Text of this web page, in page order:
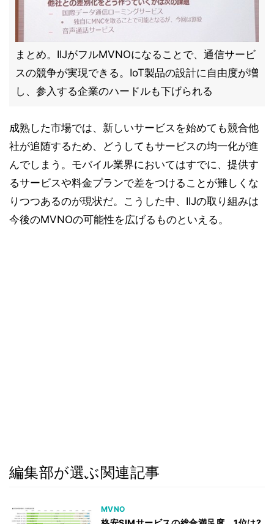
まとめ。IIJがフルMVNOになることで、通信サービ
スの競争が実現できる。IoT製品の設計に自由度が増
し、参入する企業のハードルも下げられる
成熟した市場では、新しいサービスを始めても競合他
社が追随するため、どうしてもサービスの均一化が進
んでしまう。モバイル業界においてはすでに、提供す
るサービスや料金プランで差をつけることが難しくな
りつつあるのが現状だ。こうした中、IIJの取り組みは
今後のMVNOの可能性を広げるものといえる。
編集部が選ぶ関連記事
MVNO